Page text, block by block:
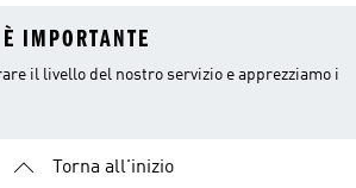
IMPORTANTE
il livello del nostro servizio e apprezziamo i
Torna all'inizio